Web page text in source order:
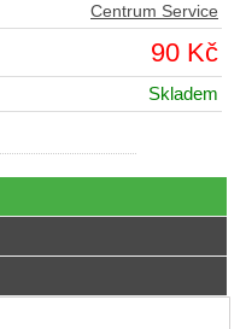
Centrum Service
90 Kč
Skladem